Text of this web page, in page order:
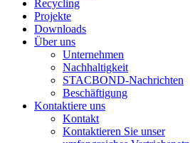
Recycling
Projekte
Downloads
Über uns
Unternehmen
Nachhaltigkeit
STACBOND-Nachrichten
Beschäftigung
Kontaktiere uns
Kontakt
Kontaktieren Sie unser